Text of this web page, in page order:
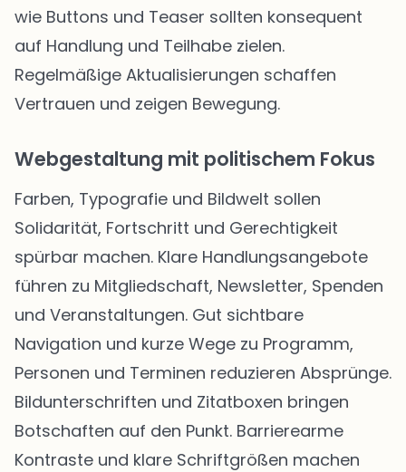
wie Buttons und Teaser sollten konsequent
auf Handlung und Teilhabe zielen.
Regelmäßige Aktualisierungen schaffen
Vertrauen und zeigen Bewegung.
Webgestaltung mit politischem Fokus
Farben, Typografie und Bildwelt sollen
Solidarität, Fortschritt und Gerechtigkeit
spürbar machen. Klare Handlungsangebote
führen zu Mitgliedschaft, Newsletter, Spenden
und Veranstaltungen. Gut sichtbare
Navigation und kurze Wege zu Programm,
Personen und Terminen reduzieren Absprünge.
Bildunterschriften und Zitatboxen bringen
Botschaften auf den Punkt. Barrierearme
Kontraste und klare Schriftgrößen machen